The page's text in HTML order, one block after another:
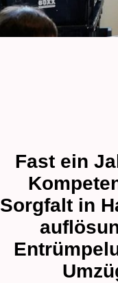
Fast ein
Sorgfalt in